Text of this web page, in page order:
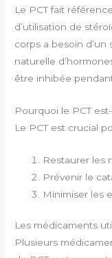
Le PCT fait
d’utilisation de
corps a besoin
naturelle
être inhibée
Pourquoi le PCT
Le PCT est crucial
Restaurer les
Prévenir le
Minimiser les
Les médicaments
Plusieurs